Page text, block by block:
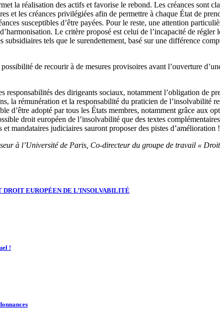
la réalisation des actifs et favorise le rebond. Les créances sont
et les créances privilégiées afin de permettre à chaque État de
susceptibles d’être payées. Pour le reste, une attention
Le critère proposé est celui de l’incapacité de
subsidiaires tels que le surendettement, basé sur une différence
de recourir à de mesures provisoires avant l’ouverture
responsabilités des dirigeants sociaux, notamment l’obligation de
la rémunération et la responsabilité du praticien de l’insolvabilité
d’être adopté par tous les États membres, notamment grâce aux
droit européen de l’insolvabilité que des textes
mandataires judiciaires sauront proposer des pistes d’amélioration !
à l’Université de Paris, Co-directeur du groupe de travail «
EUROPÉEN DE L’INSOLVABILITÉ
!